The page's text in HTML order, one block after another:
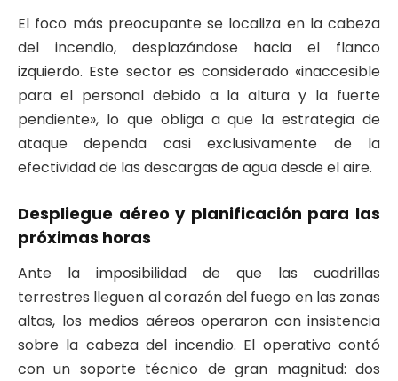
El foco más preocupante se localiza en la cabeza
del incendio, desplazándose hacia el flanco
izquierdo. Este sector es considerado «inaccesible
para el personal debido a la altura y la fuerte
pendiente», lo que obliga a que la estrategia de
ataque dependa casi exclusivamente de la
efectividad de las descargas de agua desde el aire.
Despliegue aéreo y planificación para las
próximas horas
Ante la imposibilidad de que las cuadrillas
terrestres lleguen al corazón del fuego en las zonas
altas, los medios aéreos operaron con insistencia
sobre la cabeza del incendio. El operativo contó
con un soporte técnico de gran magnitud: dos